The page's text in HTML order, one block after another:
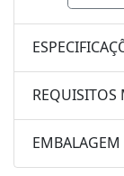
EMBALAGEM